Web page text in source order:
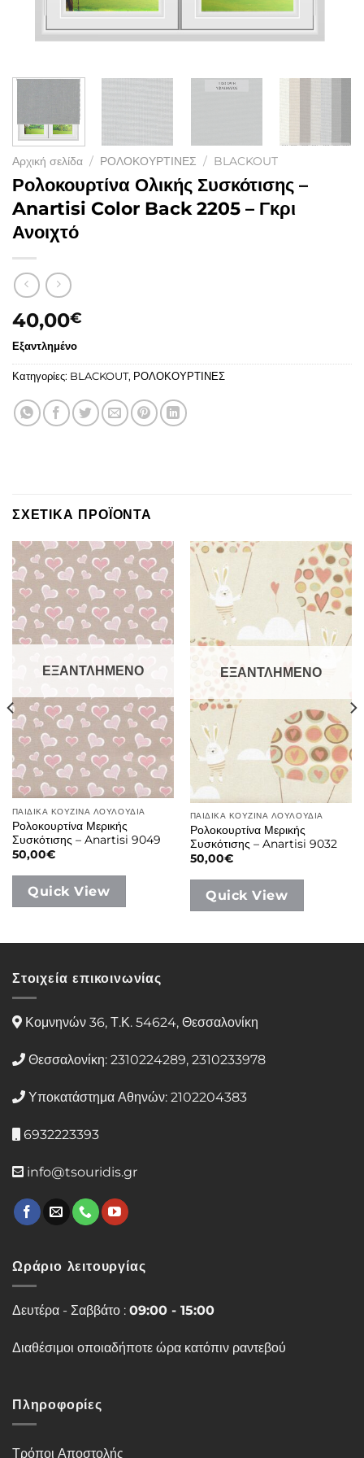
Αρχική σελίδα / ΡΟΛΟΚΟΥΡΤΙΝΕΣ / BLACKOUT
Ρολοκουρτίνα Ολικής Συσκότισης –
Anartisi Color Back 2205 – Γκρι
Ανοιχτό
40,00€
Εξαντλημένο
Κατηγορίες: BLACKOUT, ΡΟΛΟΚΟΥΡΤΙΝΕΣ
ΣΧΕΤΙΚΑ ΠΡΟΪΟΝΤΑ
ΕΞΑΝΤΛΗΜΕΝΟ
ΠΑΙΔΙΚΑ ΚΟΥΖΙΝΑ ΛΟΥΛΟΥΔΙΑ
Ρολοκουρτίνα Μερικής
Συσκότισης – Anartisi 9049
50,00€
Quick View
ΕΞΑΝΤΛΗΜΕΝΟ
ΠΑΙΔΙΚΑ ΚΟΥΖΙΝΑ ΛΟΥΛΟΥΔΙΑ
Ρολοκουρτίνα Μερικής
Συσκότισης – Anartisi 9032
50,00€
Quick View
Στοιχεία επικοινωνίας
Κομνηνών 36, Τ.Κ. 54624, Θεσσαλονίκη
Θεσσαλονίκη: 2310224289, 2310233978
Υποκατάστημα Αθηνών: 2102204383
6932223393
info@tsouridis.gr
Ωράριο λειτουργίας
Δευτέρα - Σαββάτο : 09:00 - 15:00
Διαθέσιμοι οποιαδήποτε ώρα κατόπιν ραντεβού
Πληροφορίες
Τρόποι Αποστολής